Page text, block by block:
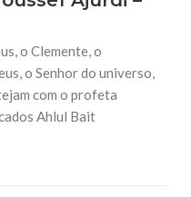
o Clemente, o
o Senhor do universo,
com o profeta
Ahlul Bait